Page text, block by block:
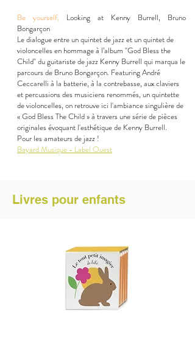
Be yourself,
Looking at Kenny Burrell, Bruno
Bongarçon
Le dialogue entre un quintet de jazz et un quintet de
violoncelles en hommage à l’album "God Bless the
Child" du guitariste de jazz Kenny Burrell qui marqua le
parcours de Bruno Bongarçon. Featuring André
Ceccarelli à la batterie, à la contrebasse, aux claviers
et percussions des musiciens renommés, un quintette
de violoncelles, on retrouve ici l'ambiance singulière de
« God Bless The Child » à travers une série de pièces
originales évoquant l'esthétique de Kenny Burrell.
Pour les amateurs de jazz !
Bayard Musique - Label Ouest
Livres pour enfants